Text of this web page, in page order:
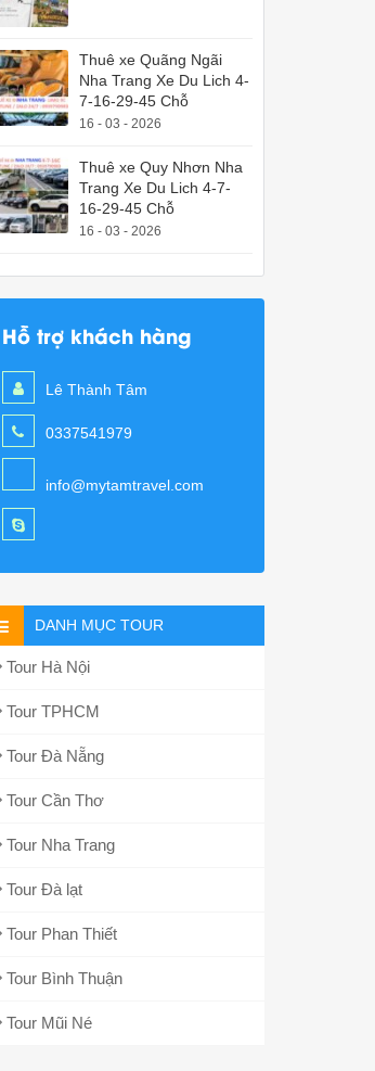
Thuê xe Quãng Ngãi
Nha Trang Xe Du Lich 4-
7-16-29-45 Chỗ
16 - 03 - 2026
Thuê xe Quy Nhơn Nha
Trang Xe Du Lich 4-7-
16-29-45 Chỗ
16 - 03 - 2026
Hỗ trợ khách hàng
Lê Thành Tâm
0337541979
info@mytamtravel.com
DANH MỤC TOUR
Tour Hà Nội
Tour TPHCM
Tour Đà Nẵng
Tour Cần Thơ
Tour Nha Trang
Tour Đà lạt
Tour Phan Thiết
Tour Bình Thuận
Tour Mũi Né